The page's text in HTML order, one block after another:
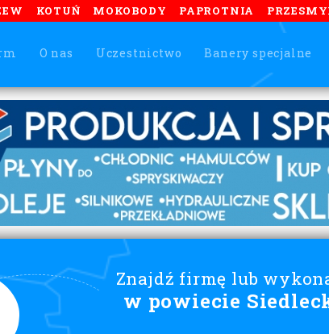
KOTUŃ MOKOBODY PAPROTNIA
O nas Uczestnictwo Banery specjalne
Znajdź firmę lub
w powiecie